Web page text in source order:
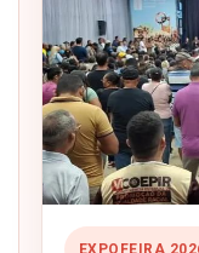
EXPOFEIRA